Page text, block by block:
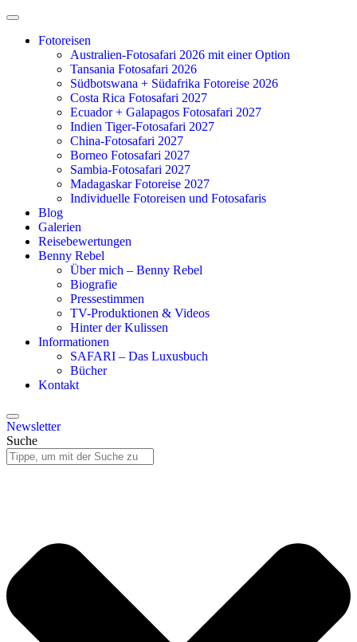
Zum
springenFotoreisen
Australien-Fotosafari 2026 mit einer Option
Tansania Fotosafari 2026
Südbotswana + Südafrika Fotoreise 2026
Costa Rica Fotosafari 2027
Ecuador + Galapagos Fotosafari 2027
Indien Tiger-Fotosafari 2027
China-Fotosafari 2027
Borneo Fotosafari 2027
Sambia-Fotosafari 2027
Madagaskar Fotoreise 2027
Individuelle Fotoreisen und Fotosafaris
Blog
Galerien
Reisebewertungen
Benny Rebel
Über mich – Benny Rebel
Biografie
Pressestimmen
TV-Produktionen & Videos
Hinter der Kulissen
Informationen
SAFARI – Das Luxusbuch
Bücher
Kontakt
Newsletter
Suche